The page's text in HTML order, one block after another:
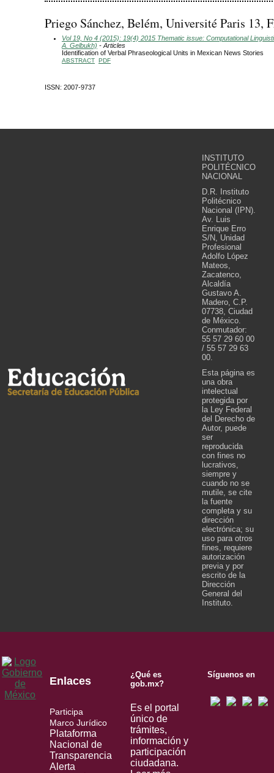
Priego Sánchez, Belém, Université Paris 13,
Vol 19, No 4 (2015): 19(4) 2015 Thematic issue: Computational
A. Gelbukh) - Articles
Identification of Verbal Phraseological Units in Mexican News Stories
ABSTRACT PDF
ISSN: 2007-9737
INSTITUTO
POLITÉCNICO
NACIONAL
D.R. Instituto
Politécnico
Nacional (IPN).
Av. Luis
Enrique Erro
S/N, Unidad
Profesional
Adolfo López
Mateos,
Zacatenco,
Alcaldía
Gustavo A.
Madero, C.P.
07738, Ciudad
de México.
Conmutador:
55 57 29 60 00
/ 55 57 29 63
00.
Esta página es
una obra
intelectual
protegida por
la Ley Federal
del Derecho de
Autor, puede
ser
reproducida
con fines no
lucrativos,
siempre y
cuando no se
mutile, se cite
la fuente
completa y su
dirección
electrónica; su
uso para otros
fines, requiere
autorización
previa y por
escrito de la
Dirección
General del
Instituto.
Enlaces
Participa
Marco Jurídico
Plataforma
Nacional de
Transparencia
Alerta
¿Qué es
gob.mx?
Es el portal
único de
trámites,
información y
participación
ciudadana.
Síguenos en